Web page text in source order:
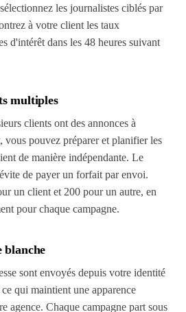
les journalistes ciblés par
à votre client les taux
d'intérêt dans les 48 heures suivant
multiples
clients ont des annonces à
vous pouvez préparer et planifier les
de manière indépendante. Le
de payer un forfait par envoi.
un client et 200 pour un autre, en
pour chaque campagne.
blanche
sont envoyés depuis votre identité
qui maintient une apparence
agence. Chaque campagne part sous